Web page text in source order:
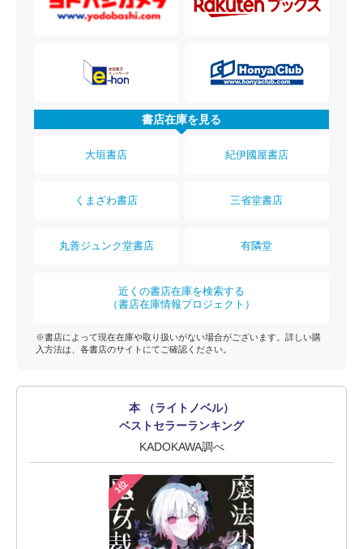
書店在庫を見る
大垣書店 紀伊國屋書店
くまざわ書店 三省堂書店
丸善ジュンク堂書店 有隣堂
近くの書店在庫を検索する
（書店在庫情報プロジェクト）
※書店によって現在在庫や取り扱いがない場合がございます。詳しい購
入方法は、各書店のサイトにてご確認ください。
本 （ライトノベル）
ベストセラーランキング
KADOKAWA調べ
1位